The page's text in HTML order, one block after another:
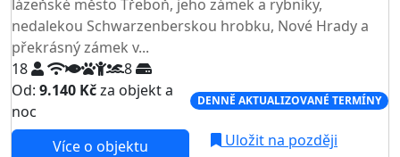
lázeňské město Třeboň, jeho zámek a rybníky,
nedalekou Schwarzenberskou hrobku, Nové Hrady a
překrásný zámek v...
18
8
Od: 9.140 Kčza objekt a
noc
DENNĚ AKTUALIZOVANÉ TERMÍNY
Více o objektu Uložit na později